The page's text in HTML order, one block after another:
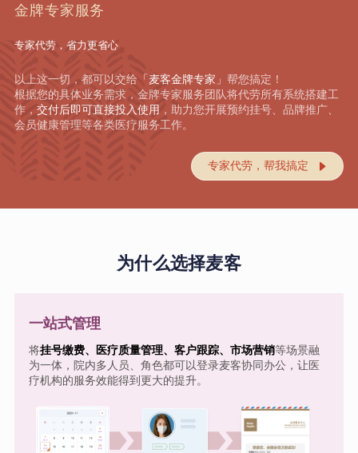
金牌专家服务
专家代劳，省力更省心
以上这一切，都可以交给「麦客金牌专家」 帮您搞定！
根据您的具体业务需求，金牌专家服务团队将代劳所有系统搭建工
作， 交付后即可直接投入使用 ，助力您开展预约挂号、品牌推广、
会员健康管理等各类医疗服务工作。
专家代劳，帮我搞定 
为什么选择麦客
一站式管理
将挂号缴费、医疗质量管理、客户跟踪、市场营销等场景融
为一体，院内多人员、角色都可以登录麦客协同办公，让医
疗机构的服务效能得到更大的提升。